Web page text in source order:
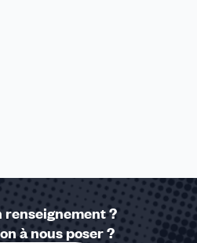
renseignement ?
à nous poser ?